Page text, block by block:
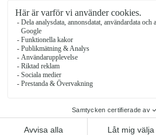
KALANCHOE I KRUKA
Kalanchoe-i-kruka-_2
150 kr
Antal